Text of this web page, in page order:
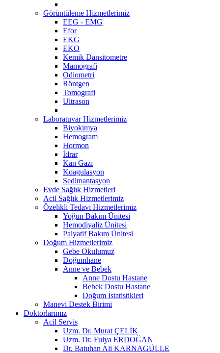
Görüntüleme Hizmetlerimiz
EEG - EMG
Efor
EKG
EKO
Kemik Dansitometre
Mamografi
Odiometri
Röntgen
Tomografi
Ultrason
Laboratuvar Hizmetlerimiz
Biyokimya
Hemogram
Hormon
İdrar
Kan Gazı
Koagulasyon
Sedimantasyon
Evde Sağlık Hizmetleri
Acil Sağlık Hizmetlerimiz
Özelikli Tedavi Hizmetlerimiz
Yoğun Bakım Ünitesi
Hemodiyaliz Ünitesi
Palyatif Bakım Ünitesi
Doğum Hizmetlerimiz
Gebe Okulumuz
Doğumhane
Anne ve Bebek
Anne Dostu Hastane
Bebek Dostu Hastane
Doğum İstatistikleri
Manevi Destek Birimi
Doktorlarımız
Acil Servis
Uzm. Dr. Murat ÇELİK
Uzm. Dr. Fulya ERDOĞAN
Dr. Batuhan Ali KARNAGÜLLE